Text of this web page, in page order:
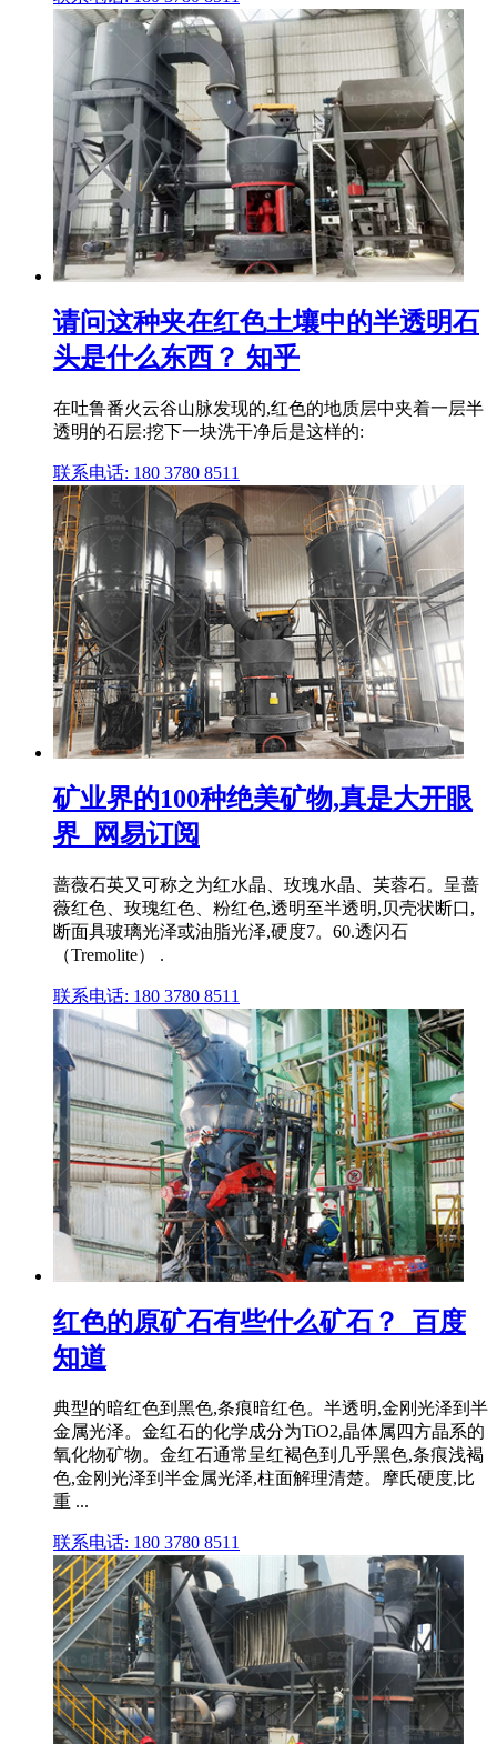
请问这种夹在红色土壤中的半透明石
头是什么东西？ 知乎
在吐鲁番火云谷山脉发现的,红色的地质层中夹着一层半
透明的石层:挖下一块洗干净后是这样的:
联系电话: 180 3780 8511
矿业界的100种绝美矿物,真是大开眼
界_网易订阅
蔷薇石英又可称之为红水晶、玫瑰水晶、芙蓉石。呈蔷
薇红色、玫瑰红色、粉红色,透明至半透明,贝壳状断口,
断面具玻璃光泽或油脂光泽,硬度7。60.透闪石
（Tremolite） .
联系电话: 180 3780 8511
红色的原矿石有些什么矿石？_百度
知道
典型的暗红色到黑色,条痕暗红色。半透明,金刚光泽到半
金属光泽。金红石的化学成分为TiO2,晶体属四方晶系的
氧化物矿物。金红石通常呈红褐色到几乎黑色,条痕浅褐
色,金刚光泽到半金属光泽,柱面解理清楚。摩氏硬度,比
重 ...
联系电话: 180 3780 8511